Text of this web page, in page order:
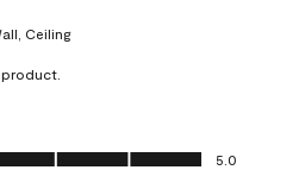
Ceiling
of 5
5.0